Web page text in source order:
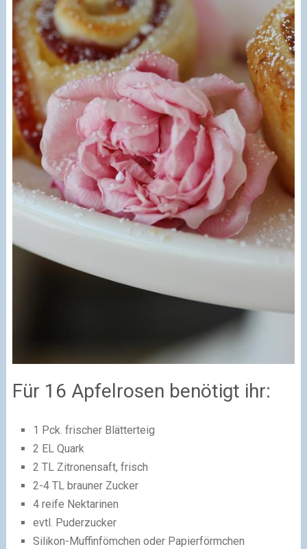
Für 16 Apfelrosen benötigt ihr:
1 Pck. frischer Blätterteig
2 EL Quark
2 TL Zitronensaft, frisch
2-4 TL brauner Zucker
4 reife Nektarinen
evtl. Puderzucker
Silikon-Muffinfömchen oder Papierförmchen